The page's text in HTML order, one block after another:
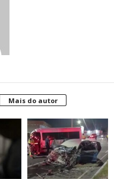
Mais do autor